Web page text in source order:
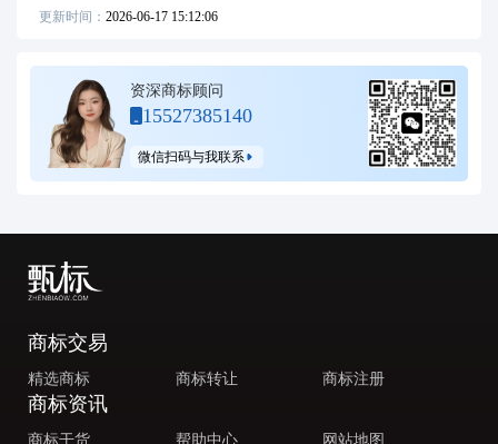
更新时间： 2026-06-17 15:12:06
资深商标顾问
15527385140
微信扫码与我联系
商标交易
精选商标 商标转让 商标注册
商标资讯
商标干货 帮助中心 网站地图